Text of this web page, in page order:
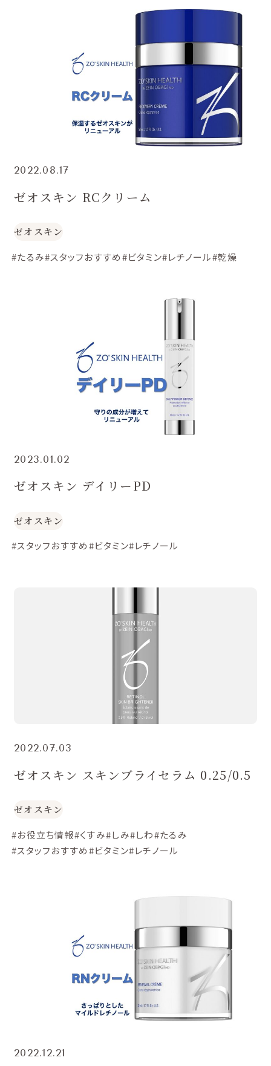
2022.08.17
ゼオスキン RCクリーム
ゼオスキン
#たるみ#スタッフおすすめ#ビタミン#レチノール#乾燥
2023.01.02
ゼオスキン デイリーPD
ゼオスキン
#スタッフおすすめ#ビタミン#レチノール
2022.07.03
ゼオスキン スキンブライセラム 0.25/0.5
ゼオスキン
#お役立ち情報#くすみ#しみ#しわ#たるみ
#スタッフおすすめ#ビタミン#レチノール
2022.12.21